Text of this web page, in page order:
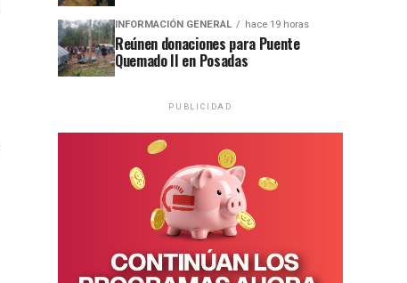
INFORMACIÓN GENERAL hace 19 horas
Reúnen donaciones para Puente
Quemado II en Posadas
PUBLICIDAD